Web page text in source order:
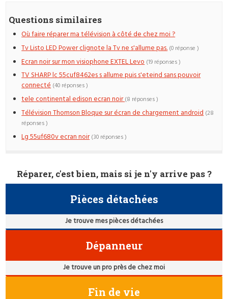
Questions similaires
Où faire réparer ma télévision à côté de chez moi ?
Tv Listo LED Power clignote la Tv ne s'allume pas. (0 réponse )
Ecran noir sur mon visiophone EXTEL Levo (19 réponses )
TV SHARP lc 55cuf8462es s allume puis s'eteind sans pouvoir
connecté (40 réponses )
tele continental edison ecran noir(8 réponses )
Télévision Thomson Bloque sur écran de chargement android (28
réponses )
Lg 55uf680v ecran noir (30 réponses )
Réparer, c'est bien, mais si je n'y arrive pas ?
Pièces détachées
Je trouve mes pièces détachées
Dépanneur
Je trouve un pro près de chez moi
Fin de vie